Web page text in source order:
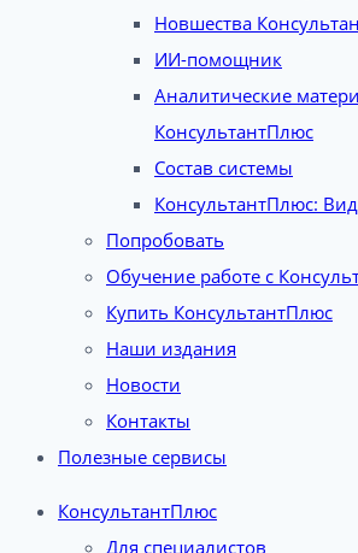
Новшества
ИИ-помощник
Аналитические
КонсультантПлюс
Состав системы
КонсультантПлюс:
Попробовать
Обучение работе с
Купить КонсультантПлюс
Наши издания
Новости
Контакты
Полезные сервисы
КонсультантПлюс
Для специалистов